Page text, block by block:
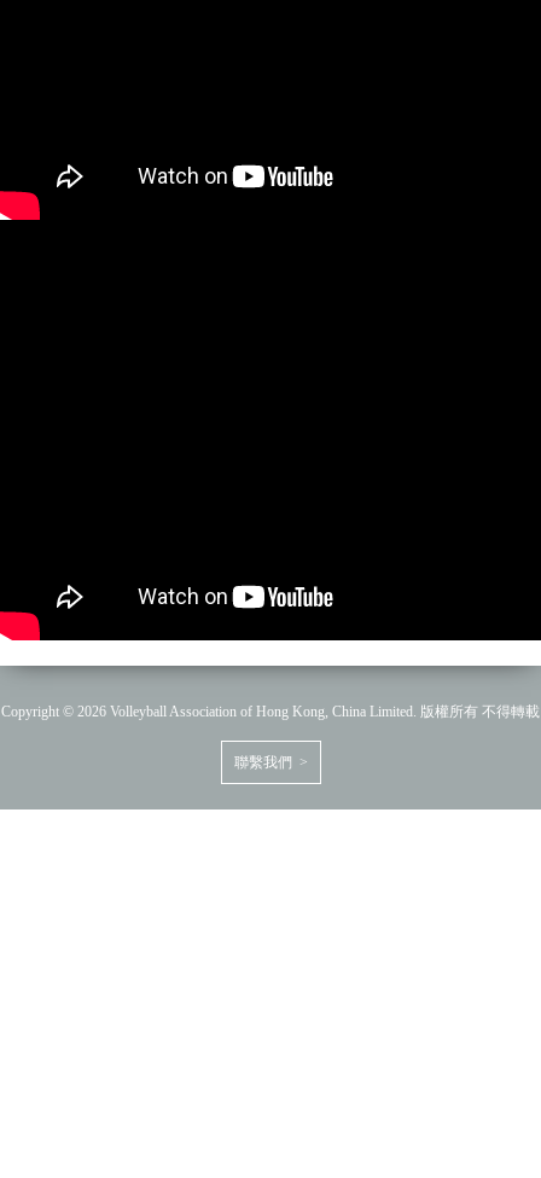
Copyright © 2026 Volleyball Association of Hong Kong, China Limited. 版權所有 不得轉載
聯繫我們 >